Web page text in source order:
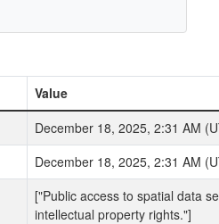
Value
December 18, 2025, 2:31 AM
December 18, 2025, 2:31 AM
["Public access to spatial data
intellectual property rights."]